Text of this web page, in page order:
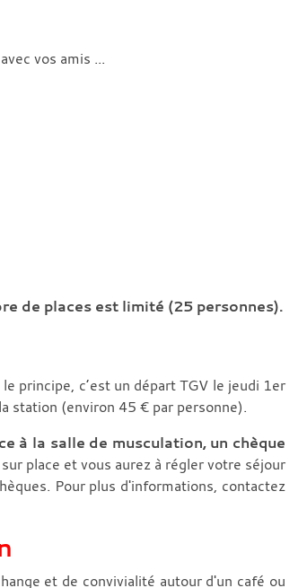
vos amis ...
de places est limité (25 personnes).
principe, c’est un départ TGV le jeudi 1er
station (environ 45 € par personne).
à la salle de musculation, un chèque
place et vous aurez à régler votre séjour
Pour plus d'informations, contactez
et de convivialité autour d'un café ou